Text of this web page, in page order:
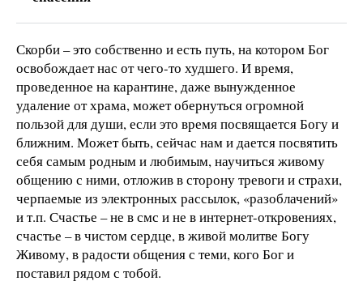
Скорби – это собственно и есть путь, на котором Бог
освобождает нас от чего-то худшего. И время,
проведенное на карантине, даже вынужденное
удаление от храма, может обернуться огромной
пользой для души, если это время посвящается Богу и
ближним. Может быть, сейчас нам и дается посвятить
себя самым родным и любимым, научиться живому
общению с ними, отложив в сторону тревоги и страхи,
черпаемые из электронных рассылок, «разоблачений»
и т.п. Счастье – не в смс и не в интернет-откровениях,
счастье – в чистом сердце, в живой молитве Богу
Живому, в радости общения с теми, кого Бог и
поставил рядом с тобой.